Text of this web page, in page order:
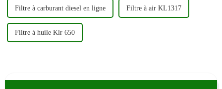
Filtre à carburant diesel en ligne Filtre à air KL1317
Filtre à huile Klr 650